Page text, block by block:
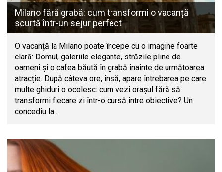
Milano fără grabă: cum transformi o vacanță
scurtă într-un sejur perfect
O vacanță la Milano poate începe cu o imagine foarte
clară: Domul, galeriile elegante, străzile pline de
oameni și o cafea băută în grabă înainte de următoarea
atracție. După câteva ore, însă, apare întrebarea pe care
multe ghiduri o ocolesc: cum vezi orașul fără să
transformi fiecare zi într-o cursă între obiective? Un
concediu la…